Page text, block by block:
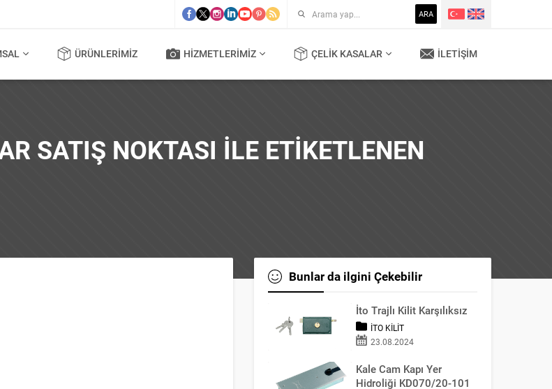
ARA
ÜRÜNLERIMIZ HIZMETLERIMIZ ÇELIK KASALAR İLETIŞIM
SATIŞ NOKTASI ILE ETIKETLENEN
Bunlar da ilgini Çekebilir
İto Trajlı Kilit Karşılıksız
İTO KILIT
23.08.2024
Kale Cam Kapı Yer
Hidroliği KD070/20-101